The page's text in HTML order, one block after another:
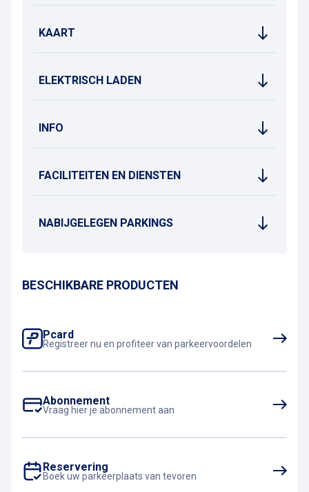
KAART
ELEKTRISCH LADEN
INFO
FACILITEITEN EN DIENSTEN
NABIJGELEGEN PARKINGS
BESCHIKBARE PRODUCTEN
Pcard
Registreer nu en profiteer van parkeervoordelen
Abonnement
Vraag hier je abonnement aan
Reservering
Boek uw parkeerplaats van tevoren